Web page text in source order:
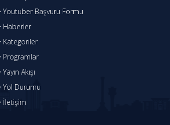
Youtuber Başvuru Formu
Haberler
Kategoriler
Programlar
Yayın Akışı
Yol Durumu
İletişim